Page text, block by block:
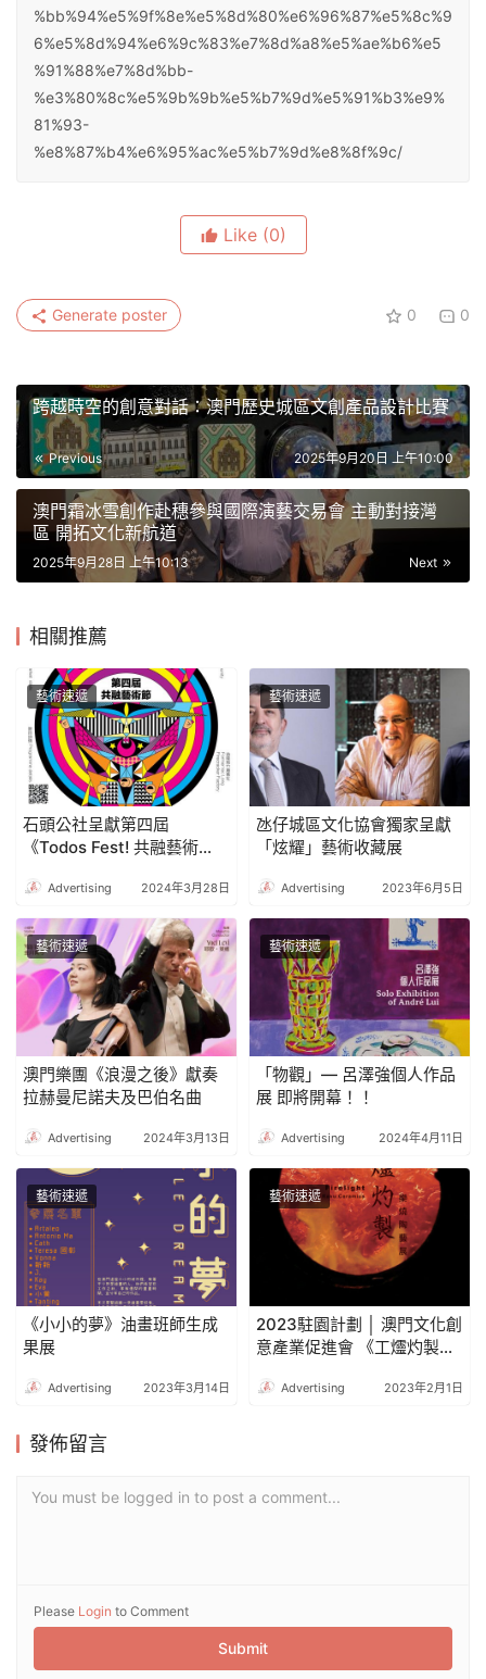
%bb%94%e5%9f%8e%e5%8d%80%e6%96%87%e5%8c%9
6%e5%8d%94%e6%9c%83%e7%8d%a8%e5%ae%b6%e5
%91%88%e7%8d%bb-
%e3%80%8c%e5%9b%9b%e5%b7%9d%e5%91%b3%e9%
81%93-
%e8%87%b4%e6%95%ac%e5%b7%9d%e8%8f%9c/
Like (0)
0 0
Generate poster
跨越時空的創意對話：澳門歷史城區文創產品設計比賽
Previous 2025年9月20日 上午10:00
澳門霜冰雪創作赴穗參與國際演藝交易會 主動對接灣
區 開拓文化新航道
Next
2025年9月28日 上午10:13
相關推薦
藝術速遞
石頭公社呈獻第四屆
《Todos Fest! 共融藝術
種
Advertising 2024年3月28日
藝術速遞
氹仔城區文化協會獨家呈獻
「炫耀」藝術收藏展
Advertising 2023年6月5日
藝術速遞
澳門樂團《浪漫之後》獻奏
拉赫曼尼諾夫及巴伯名曲
Advertising 2024年3月13日
藝術速遞
「物觀」— 呂澤強個人作品
展 即將開幕！！
Advertising 2024年4月11日
藝術速遞
《小小的夢》油畫班師生成
果展
Advertising 2023年3月14日
藝術速遞
2023駐園計劃 │ 澳門文化創
意產業促進會 《工爧灼製》
Advertising 2023年2月1日
發佈留言
You must be logged in to post a comment...
Please Login to Comment
Submit